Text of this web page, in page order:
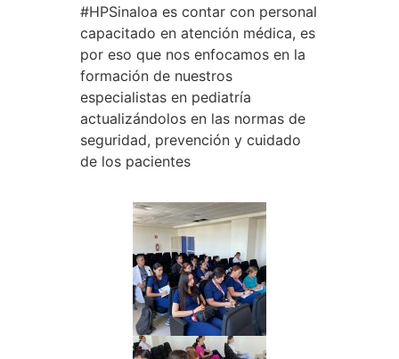
#HPSinaloa es contar con personal
capacitado en atención médica, es
por eso que nos enfocamos en la
formación de nuestros
especialistas en pediatría
actualizándolos en las normas de
seguridad, prevención y cuidado
de los pacientes